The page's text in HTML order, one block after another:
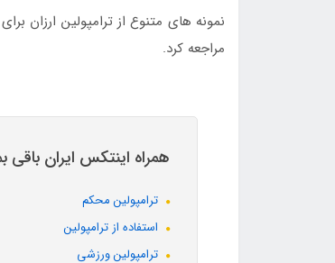
نمونه های متنوع از ترامپولین ارزان
مراجعه کرد.
همراه اینتکس ایران باقی
ترامپولین محکم
استفاده از ترامپولین
ترامپولین ورزشی